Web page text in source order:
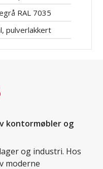
RAL 7035
pulverlakkert
kontormøbler og
og industri. Hos
moderne